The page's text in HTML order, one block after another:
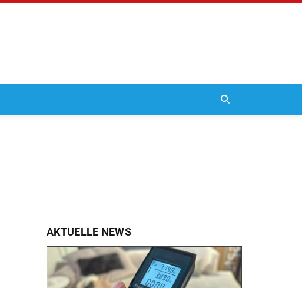
AKTUELLE NEWS